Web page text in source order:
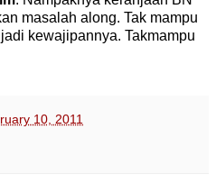
masalah along. Tak mampu
kewajipannya. Takmampu
10, 2011